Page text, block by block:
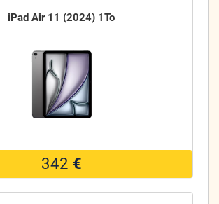
iPad Air 11 (2024) 1To
342 €